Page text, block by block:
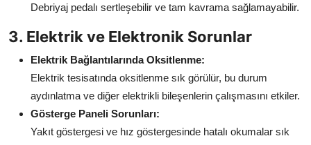
Debriyaj pedalı sertleşebilir ve tam kavrama sağlamayabilir.
3. Elektrik ve Elektronik Sorunlar
Elektrik Bağlantılarında Oksitlenme:
Elektrik tesisatında oksitlenme sık görülür, bu durum
aydınlatma ve diğer elektrikli bileşenlerin çalışmasını etkiler.
Gösterge Paneli Sorunları:
Yakıt göstergesi ve hız göstergesinde hatalı okumalar sık